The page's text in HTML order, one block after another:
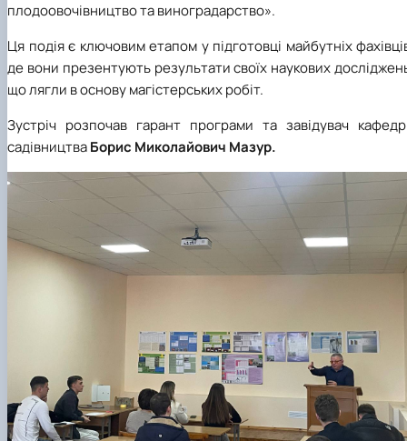
плодоовочівництво та виноградарство».
Ця подія є ключовим етапом у підготовці майбутніх
де вони презентують результати своїх наукових
що лягли в основу магістерських робіт.
Зустріч розпочав гарант програми та завідувач
садівництваБорис Миколайович Мазур.